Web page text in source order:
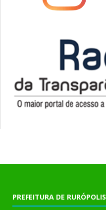
PREFEITURA DE RURÓPOLIS